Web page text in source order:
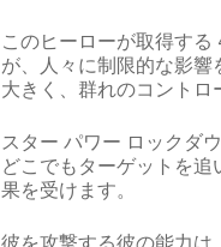
このヒーローが取得す
が、人々に制限的な影
大きく、群れのコントロ
スター パワー ロックダ
どこでもターゲットを
果を受けます。
彼を攻撃する彼の能力は